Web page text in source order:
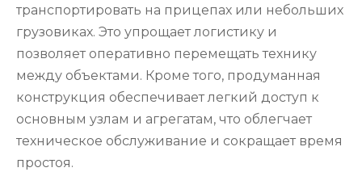
транспортировать на прицепах или небольших
грузовиках. Это упрощает логистику и
позволяет оперативно перемещать технику
между объектами. Кроме того, продуманная
конструкция обеспечивает легкий доступ к
основным узлам и агрегатам, что облегчает
техническое обслуживание и сокращает время
простоя.